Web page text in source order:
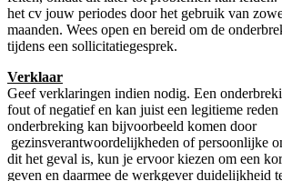
het cv jouw periodes door het gebruik van
maanden. Wees open en bereid om de
tijdens een sollicitatiegesprek.
Verklaar
Geef verklaringen indien nodig. Een
fout of negatief en kan juist een legitieme reden
onderbreking kan bijvoorbeeld komen door
gezinsverantwoordelijkheden of persoonlijke
dit het geval is, kun je ervoor kiezen om een
geven en daarmee de werkgever duidelijkheid